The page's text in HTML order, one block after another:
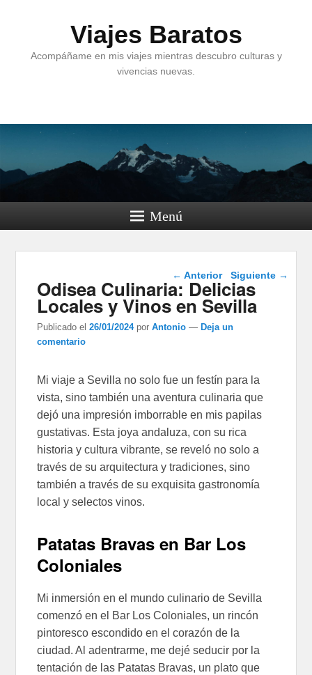
Viajes Baratos
Acompáñame en mis viajes mientras descubro culturas y
vivencias nuevas.
Menú
Navegación de
entradas
← Anterior Siguiente →
Odisea Culinaria: Delicias
Locales y Vinos en Sevilla
Publicado el 26/01/2024 porAntonio —Deja un
comentario
Mi viaje a Sevilla no solo fue un festín para la
vista, sino también una aventura culinaria que
dejó una impresión imborrable en mis papilas
gustativas. Esta joya andaluza, con su rica
historia y cultura vibrante, se reveló no solo a
través de su arquitectura y tradiciones, sino
también a través de su exquisita gastronomía
local y selectos vinos.
Patatas Bravas en Bar Los
Coloniales
Mi inmersión en el mundo culinario de Sevilla
comenzó en el Bar Los Coloniales, un rincón
pintoresco escondido en el corazón de la
ciudad. Al adentrarme, me dejé seducir por la
tentación de las Patatas Bravas, un plato que